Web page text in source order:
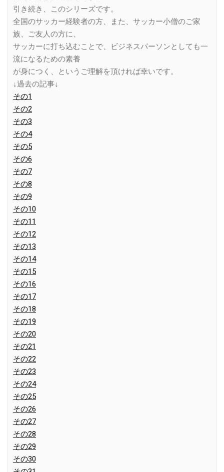
引き続き、このシリーズです。
全国のサッカー経験者の方、また、サッカー小僧のご家
族、ご友人の方に、
サッカーに打ち込むことで、ビジネスパーソンとしても一
流になるための素養
が身につく、というご理解を頂ければ幸いです。
↓過去の記事↓
その1
その2
その3
その4
その5
その6
その7
その8
その9
その10
その11
その12
その13
その14
その15
その16
その17
その18
その19
その20
その21
その22
その23
その24
その25
その26
その27
その28
その29
その30